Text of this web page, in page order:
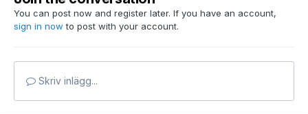
You can post now and register later. If you have an account,
sign in now to post with your account.
Skriv inlägg...